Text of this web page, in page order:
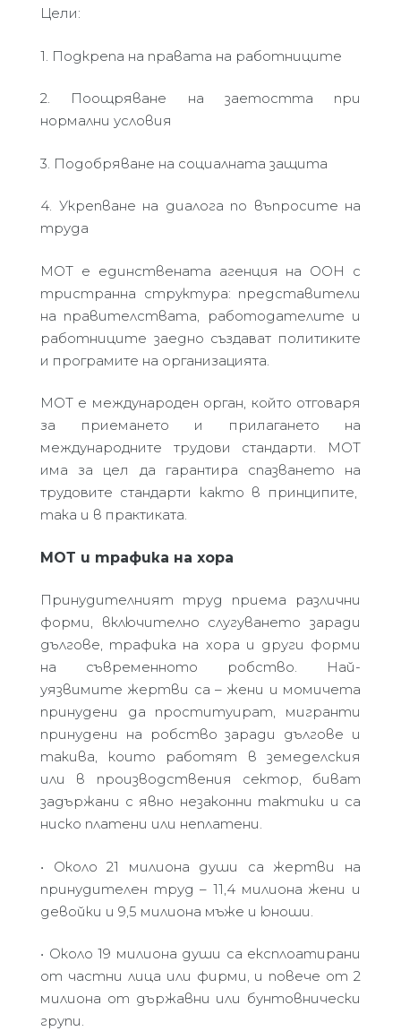
Цели:
1. Подкрепа на правата на работниците
2. Поощряване на заетостта при
нормални условия
3. Подобряване на социалната защита
4. Укрепване на диалога по въпросите на
труда
МОТ е единствената агенция на ООН с
тристранна структура: представители
на правителствата, работодателите и
работниците заедно създават политиките
и програмите на организацията.
МОТ е международен орган, който отговаря
за приемането и прилагането на
международните трудови стандарти. МОТ
има за цел да гарантира спазването на
трудовите стандарти както в принципите,
така и в практиката.
МОТ и трафика на хора
Принудителният труд приема различни
форми, включително слугуването заради
дългове, трафика на хора и други форми
на съвременното робство. Най-
уязвимите жертви са – жени и момичета
принудени да проституират, мигранти
принудени на робство заради дългове и
такива, които работят в земеделския
или в производствения сектор, биват
задържани с явно незаконни тактики и са
ниско платени или неплатени.
• Около 21 милиона души са жертви на
принудителен труд – 11,4 милиона жени и
девойки и 9,5 милиона мъже и юноши.
• Около 19 милиона души са експлоатирани
от частни лица или фирми, и повече от 2
милиона от държавни или бунтовнически
групи.